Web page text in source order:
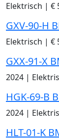
Elektrisch | €
GXV-90-H
Elektrisch | €
GXX-91-X
2024 |
HGK-69-B
2024 |
HLT-01-K